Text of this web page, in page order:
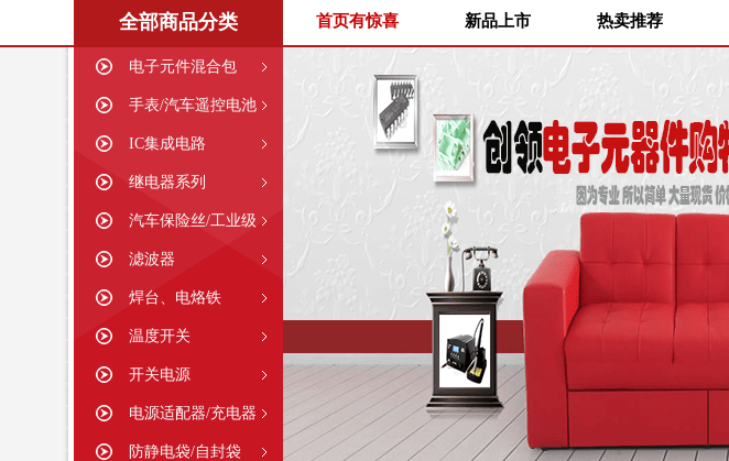
全部商品分类
电子元件混合包
手表/汽车遥控电池
IC集成电路
继电器系列
汽车保险丝/工业级
滤波器
焊台、电烙铁
温度开关
开关电源
电源适配器/充电器
防静电袋/自封袋
首页有惊喜 新品上市 热卖推荐